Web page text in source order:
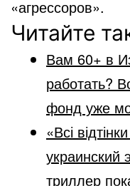
«агрессоров».
Читайте
Вам 60+ в
работать?
фонд уже
«Всі
украинский
триллер